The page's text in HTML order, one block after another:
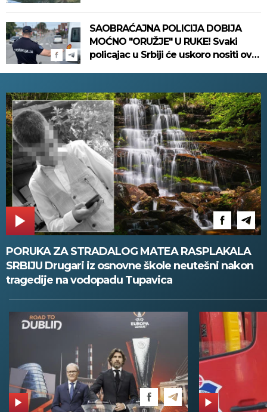
SAOBRAĆAJNA POLICIJA DOBIJA
MOĆNO "ORUŽJE" U RUKE! Svaki
policajac u Srbiji će uskoro nositi ovaj
PORUKA ZA STRADALOG MATEA RASPLAKALA
SRBIJU Drugari iz osnovne škole neutešni nakon
tragedije na vodopadu Tupavica